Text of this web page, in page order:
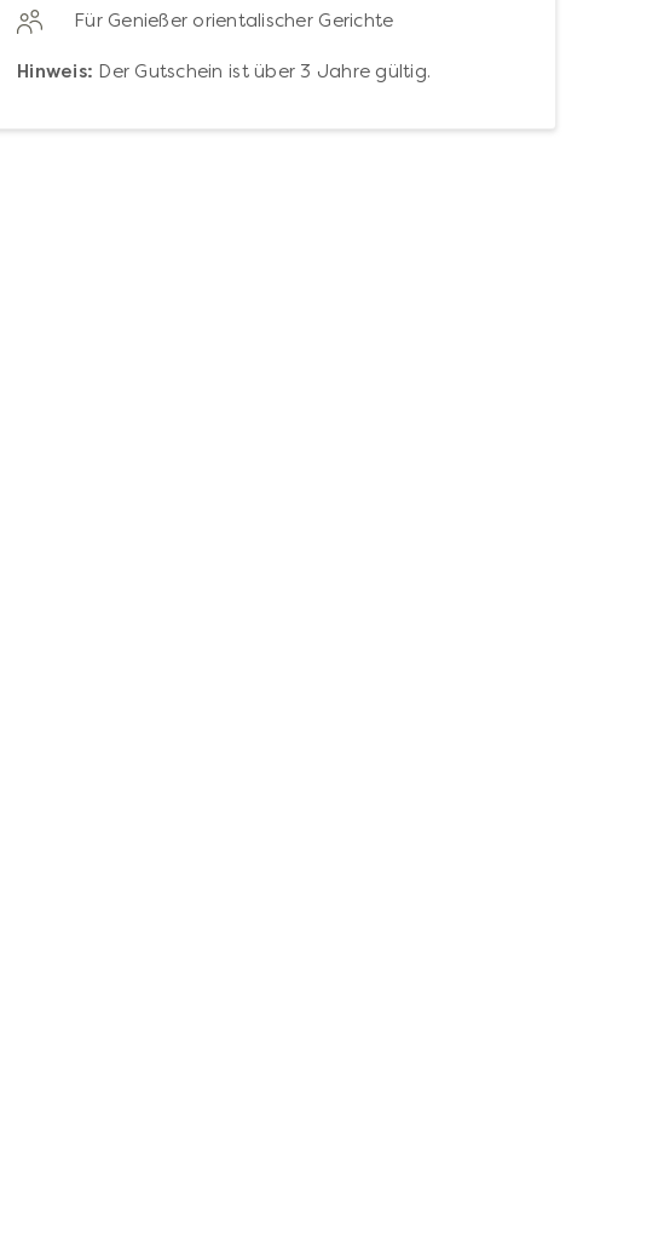
Für Genießer orientalischer Gerichte
Hinweis: Der Gutschein ist über 3 Jahre gültig.